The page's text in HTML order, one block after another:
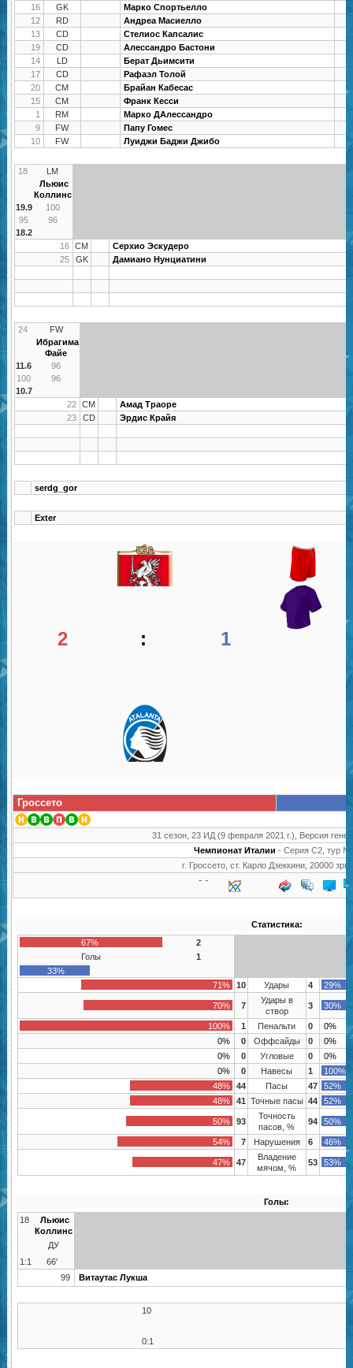
16
GK Марко Спортьелло
12
RD Андреа Масиелло
13
CD Стелиос Капсалис
19
CD Алессандро Бастони
14
LD Берат Дьимсити
17
CD Рафаэл Толой
20
CM Брайан Кабесас
15
CM Франк Кесси
1
RM Марко ДАлессандро
9
FW Папу Гомеc
10
FW Луиджи Баджи Джибо
18
LM
Льюис
Коллинс
19.9
100
95
96
18.2
16
CM
Серхио Эскудеро
25
GK Дамиано Нунциатини
24
FW
Ибрагима
Файе
11.6
96
100
96
10.7
22
CM
Амад Траоре
23
CD Эрдис Крайя
serdg_gor
Exter
2 : 1
Гроссето
31 сезон, 23 ИД (9 февраля 2021 г.), Версия
Чемпионат Италии - Серия C2, тур
г. Гроссето, ст. Карло Дзеккини, 20000
Статистика:
67%
2
Голы
1
33%
71%
10 Удары 4 29%
70% 7
Удары в
створ
3 30%
100% 1 Пенальти 0
0%
0%
0 Оффсайды 0
0%
0%
0 Угловые 0
0%
0%
0 Навесы 1
100%
48%
44 Пасы 47
52%
48%
41 Точные пасы 44 52%
50% 93
Точность
пасов, %
94 50%
54% 7 Нарушения 6 46%
47% 47
Владение
мячом, %
53 53%
Голы:
18
Льюис
Коллинс
ДУ
1:1
66'
99
Витаутас Лукша
10
0:1